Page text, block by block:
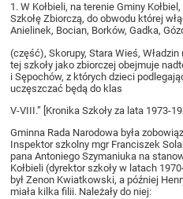
1. W Kołbieli, na terenie Gminy
Szkołę Zbiorczą, do obwodu której
Anielinek, Bocian, Borków, Gadka,
(część), Skorupy, Stara Wieś,
tej szkoły jako zbiorczej obejmuje
i Sępochów, z których dzieci
uczęszczać będą do klas
V-VIII.” [Kronika Szkoły za lata 1973-
Gminna Rada Narodowa była
Inspektor szkolny mgr Franciszek
pana Antoniego Szymaniuka na
Kołbieli (dyrektor szkoły w latach
był Zenon Kwiatkowski, a później
miała kilka filii. Należały do niej: